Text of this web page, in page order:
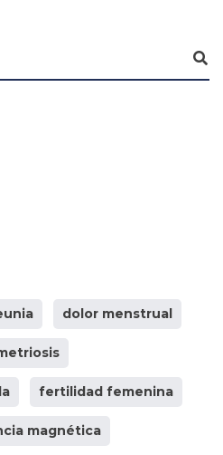
dolor menstrual
fertilidad femenina
magnética